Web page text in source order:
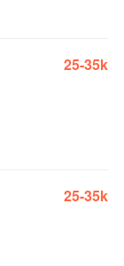
25-35k
25-35k